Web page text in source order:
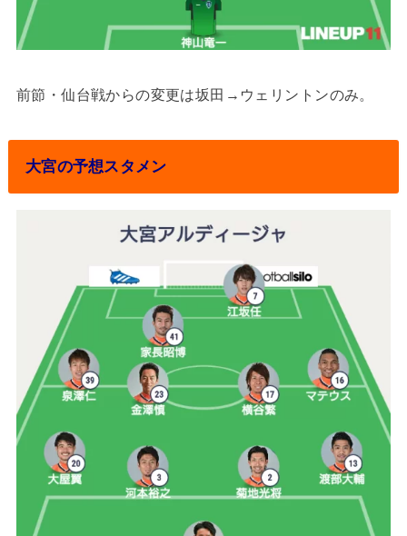
前節・仙台戦からの変更は坂田→ウェリントンのみ。
大宮の予想スタメン